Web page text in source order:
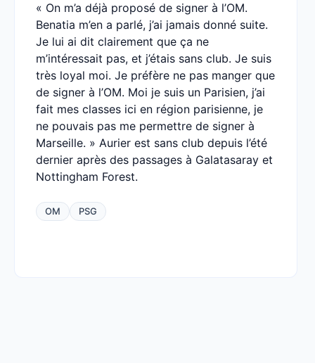
« On m’a déjà proposé de signer à l’OM.
Benatia m’en a parlé, j’ai jamais donné suite.
Je lui ai dit clairement que ça ne
m’intéressait pas, et j’étais sans club. Je suis
très loyal moi. Je préfère ne pas manger que
de signer à l’OM. Moi je suis un Parisien, j’ai
fait mes classes ici en région parisienne, je
ne pouvais pas me permettre de signer à
Marseille. » Aurier est sans club depuis l’été
dernier après des passages à Galatasaray et
Nottingham Forest.
OM PSG